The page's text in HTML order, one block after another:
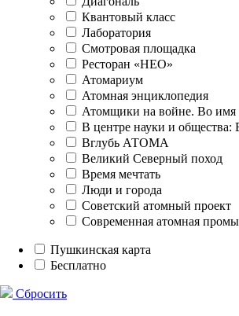
Квантовый класс
Лаборатория
Смотровая площадка
Ресторан «НЕО»
Атомариум
Атомная энциклопедия
Атомщики на войне. Во имя
В центре науки и общества:
Вглубь АТОМА
Великий Северный поход
Время мечтать
Люди и города
Советский атомный проект
Современная атомная
Пушкинская карта
Бесплатно
Сбросить